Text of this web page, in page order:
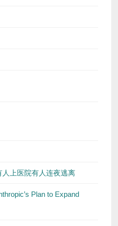
上医院有人连夜逃离
Plan to Expand